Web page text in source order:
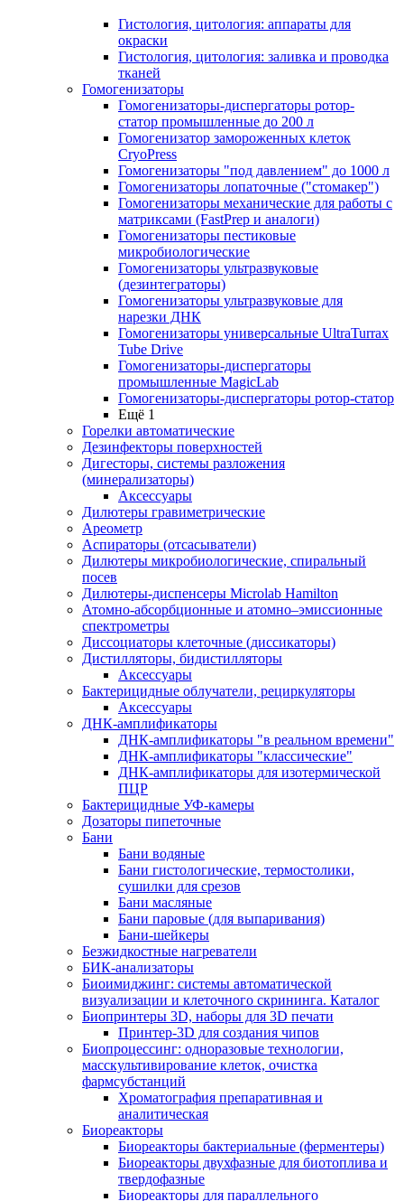
Гистология, цитология: аппараты для
окраски
Гистология, цитология: заливка и проводка
тканей
Гомогенизаторы
Гомогенизаторы-диспергаторы ротор-
статор промышленные до 200 л
Гомогенизатор замороженных клеток
CryoPress
Гомогенизаторы "под давлением" до 1000 л
Гомогенизаторы лопаточные ("стомакер")
Гомогенизаторы механические для работы с
матриксами (FastPrep и аналоги)
Гомогенизаторы пестиковые
микробиологические
Гомогенизаторы ультразвуковые
(дезинтеграторы)
Гомогенизаторы ультразвуковые для
нарезки ДНК
Гомогенизаторы универсальные UltraTurrax
Tube Drive
Гомогенизаторы-диспергаторы
промышленные MagicLab
Гомогенизаторы-диспергаторы ротор-статор
Ещё 1
Горелки автоматические
Дезинфекторы поверхностей
Дигесторы, системы разложения
(минерализаторы)
Аксессуары
Дилютеры гравиметрические
Ареометр
Аспираторы (отсасыватели)
Дилютеры микробиологические, спиральный
посев
Дилютеры-диспенсеры Microlab Hamilton
Атомно-абсорбционные и атомно–эмиссионные
спектрометры
Диссоциаторы клеточные (диссикаторы)
Дистилляторы, бидистилляторы
Аксессуары
Бактерицидные облучатели, рециркуляторы
Аксессуары
ДНК-амплификаторы
ДНК-амплификаторы "в реальном времени"
ДНК-амплификаторы "классические"
ДНК-амплификаторы для изотермической
ПЦР
Бактерицидные УФ-камеры
Дозаторы пипеточные
Бани
Бани водяные
Бани гистологические, термостолики,
сушилки для срезов
Бани масляные
Бани паровые (для выпаривания)
Бани-шейкеры
Безжидкостные нагреватели
БИК-анализаторы
Биоимиджинг: системы автоматической
визуализации и клеточного скрининга. Каталог
Биопринтеры 3D, наборы для 3D печати
Принтер-3D для создания чипов
Биопроцессинг: одноразовые технологии,
масскультивирование клеток, очистка
фармсубстанций
Хроматография препаративная и
аналитическая
Биореакторы
Биореакторы бактериальные (ферментеры)
Биореакторы двухфазные для биотоплива и
твердофазные
Биореакторы для параллельного